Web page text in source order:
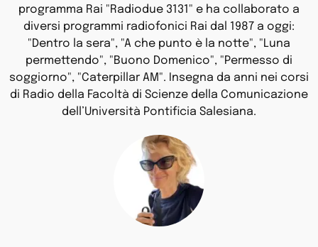
programma Rai "Radiodue 3131" e ha collaborato a
diversi programmi radiofonici Rai dal 1987 a oggi:
"Dentro la sera", "A che punto è la notte", "Luna
permettendo", "Buono Domenico", "Permesso di
soggiorno", "Caterpillar AM". Insegna da anni nei corsi
di Radio della Facoltà di Scienze della Comunicazione
dell’Università Pontificia Salesiana.